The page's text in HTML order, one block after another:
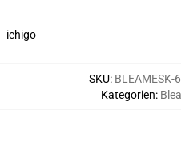
ichigo
SKU: BLEAMESK-
Kategorien: